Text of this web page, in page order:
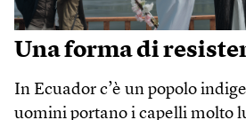
Una forma di
In Ecuador c’è un popolo
uomini portano i capelli molto